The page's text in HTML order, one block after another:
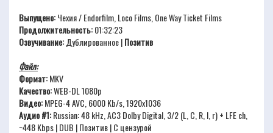
Выпущено:Чехия / Endorfilm, Loco Films, One Way Ticket Films
Продолжительность:01:32:23
Озвучивание:Дублированное |Позитив
Файл:
Формат:MKV
Качество:WEB-DL 1080p
Видео:MPEG-4 AVC, 6000 Kb/s, 1920x1036
Аудио #1:Russian: 48 kHz, AC3 Dolby Digital, 3/2 (L, C, R, l, r) + LFE ch,
~448 Kbps | DUB | Позитив | С цензурой